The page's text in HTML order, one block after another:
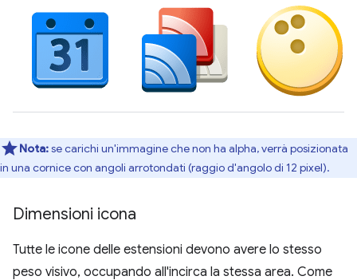
Nota:se carichi un'immagine che non ha alpha, verrà posizionata
in una cornice con angoli arrotondati (raggio d'angolo di 12 pixel).
Dimensioni icona
Tutte le icone delle estensioni devono avere lo stesso
peso visivo, occupando all'incirca la stessa area. Come